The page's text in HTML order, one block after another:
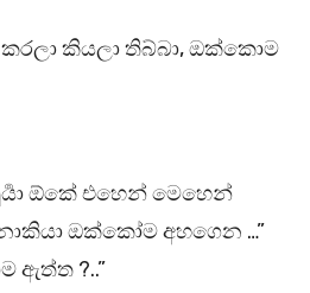
කරලා කියලා තිබ්බා, ඔක්කොම
ඕකේ එහෙන් මෙහෙන්
ඔක්කෝම අහගෙන …”
ඇත්ත ?..”